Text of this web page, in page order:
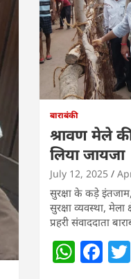
बाराबंकी
श्रावण मेले
लिया जायजा
July 12, 2025
सुरक्षा के कड़े
सुरक्षा व्यवस्था,
प्रहरी संवाददाता
W F